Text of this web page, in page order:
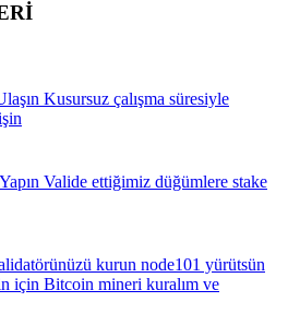
Kusursuz çalışma süresiyle
Valide ettiğimiz düğümlere stake
kurun node101 yürütsün
için Bitcoin mineri kuralım ve